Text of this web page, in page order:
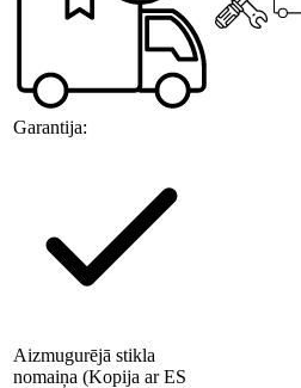
Garantija:
Aizmugurējā stikla
nomaiņa (Kopija ar ES